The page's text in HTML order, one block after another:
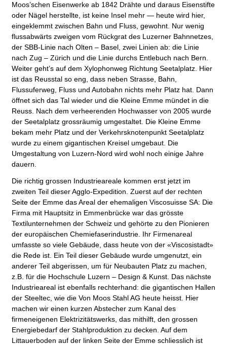
Moos’schen Eisenwerke ab 1842 Drähte und daraus Eisenstifte
oder Nägel herstellte, ist keine Insel mehr — heute wird hier,
eingeklemmt zwischen Bahn und Fluss, gewohnt. Nur wenig
flussabwärts zweigen vom Rückgrat des Luzerner Bahnnetzes,
der SBB-Linie nach Olten – Basel, zwei Linien ab: die Linie
nach Zug – Zürich und die Linie durchs Entlebuch nach Bern.
Weiter geht’s auf dem Xylophonweg Richtung Seetalplatz. Hier
ist das Reusstal so eng, dass neben Strasse, Bahn,
Flussuferweg, Fluss und Autobahn nichts mehr Platz hat. Dann
öffnet sich das Tal wieder und die Kleine Emme mündet in die
Reuss. Nach dem verheerenden Hochwasser von 2005 wurde
der Seetalplatz grossräumig umgestaltet. Die Kleine Emme
bekam mehr Platz und der Verkehrsknotenpunkt Seetalplatz
wurde zu einem gigantischen Kreisel umgebaut. Die
Umgestaltung von Luzern-Nord wird wohl noch einige Jahre
dauern.
Die richtig grossen Industrieareale kommen erst jetzt im
zweiten Teil dieser Agglo-Expedition. Zuerst auf der rechten
Seite der Emme das Areal der ehemaligen Viscosuisse SA: Die
Firma mit Hauptsitz in Emmenbrücke war das grösste
Textilunternehmen der Schweiz und gehörte zu den Pionieren
der europäischen Chemiefaserindustrie. Ihr Firmenareal
umfasste so viele Gebäude, dass heute von der «Viscosistadt»
die Rede ist. Ein Teil dieser Gebäude wurde umgenutzt, ein
anderer Teil abgerissen, um für Neubauten Platz zu machen,
z.B. für die Hochschule Luzern – Design & Kunst. Das nächste
Industrieareal ist ebenfalls rechterhand: die gigantischen Hallen
der Steeltec, wie die Von Moos Stahl AG heute heisst. Hier
machen wir einen kurzen Abstecher zum Kanal des
firmeneigenen Elektrizitätswerks, das mithilft, den grossen
Energiebedarf der Stahlproduktion zu decken. Auf dem
Littauerboden auf der linken Seite der Emme schliesslich ist